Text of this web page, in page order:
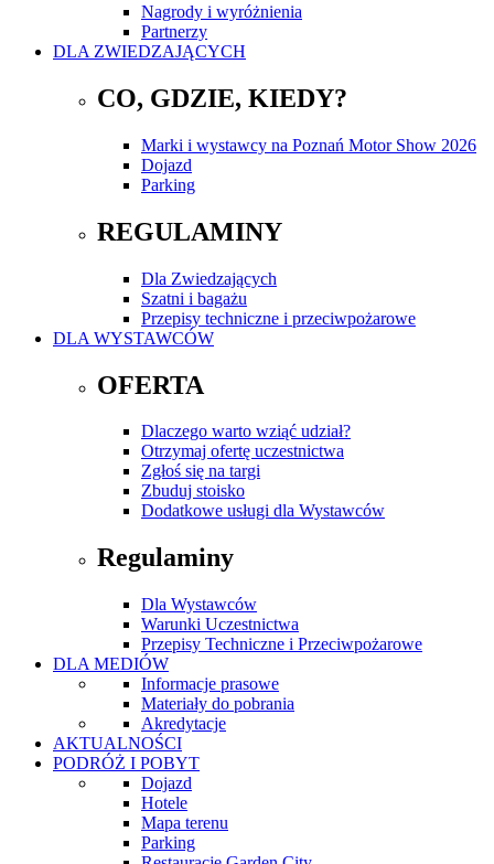
Nagrody i wyróżnienia
Partnerzy
DLA ZWIEDZAJĄCYCH
CO, GDZIE, KIEDY?
Marki i wystawcy na Poznań Motor Show 2026
Dojazd
Parking
REGULAMINY
Dla Zwiedzających
Szatni i bagażu
Przepisy techniczne i przeciwpożarowe
DLA WYSTAWCÓW
OFERTA
Dlaczego warto wziąć udział?
Otrzymaj ofertę uczestnictwa
Zgłoś się na targi
Zbuduj stoisko
Dodatkowe usługi dla Wystawców
Regulaminy
Dla Wystawców
Warunki Uczestnictwa
Przepisy Techniczne i Przeciwpożarowe
DLA MEDIÓW
Informacje prasowe
Materiały do pobrania
Akredytacje
AKTUALNOŚCI
PODRÓŻ I POBYT
Dojazd
Hotele
Mapa terenu
Parking